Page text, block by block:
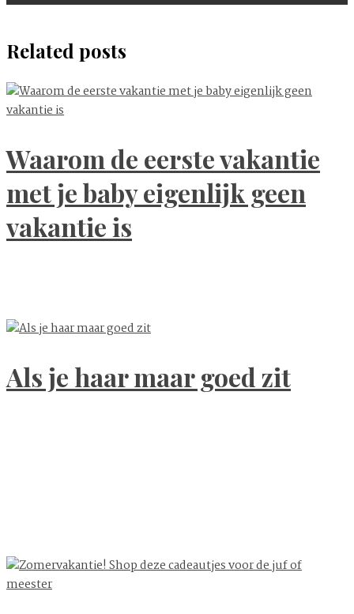
Related posts
Waarom de eerste vakantie
met je baby eigenlijk geen
vakantie is
Als je haar maar goed zit